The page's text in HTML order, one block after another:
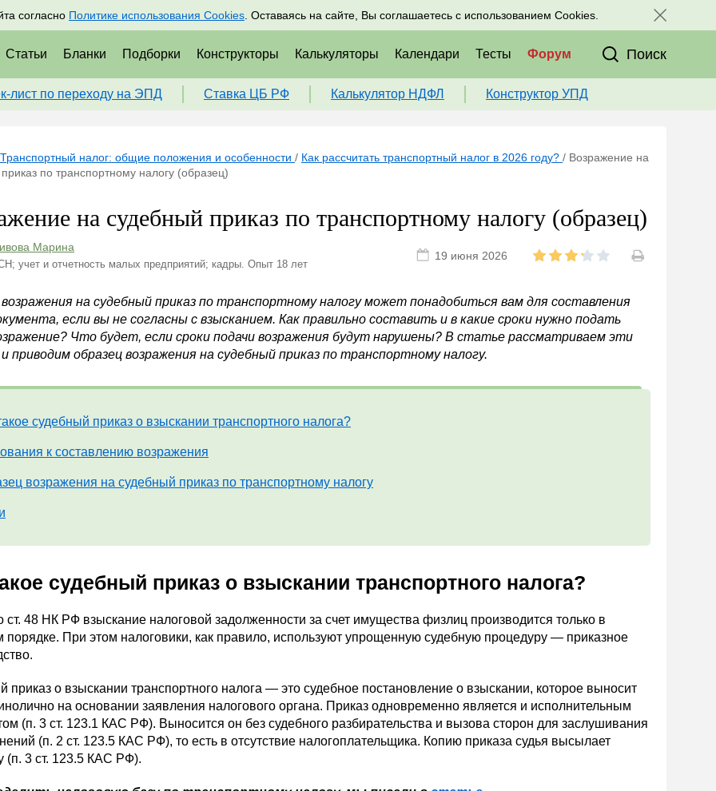
согласно Политике использования Cookies . Оставаясь на сайте, Вы соглашаетесь с использованием Cookies.
Подписаться Присоединяйтесь к нам в соц. сетях:
Статьи Бланки Подборки Конструкторы Калькуляторы Календари Тесты Форум Поиск
лист по переходу на ЭПД Ставка ЦБ РФ Калькулятор НДФЛ Конструктор УПД
Транспортный налог: общие положения и особенности / Как рассчитать транспортный налог в 2026 году? / Возражение на
по транспортному налогу (образец)
на судебный приказ по транспортному налогу (образец)
Марина
учет и отчетность малых предприятий; кадры. Опыт 18 лет
19 июня 2026
на судебный приказ по транспортному налогу может понадобиться вам для составления
если вы не согласны с взысканием. Как правильно составить и в какие сроки нужно подать
Что будет, если сроки подачи возражения будут нарушены? В статье рассматриваем эти
приводим образец возражения на судебный приказ по транспортному налогу.
судебный приказ о взыскании транспортного налога?
к составлению возражения
возражения на судебный приказ по транспортному налогу
судебный приказ о взыскании транспортного налога?
ст. 48 НК РФ взыскание налоговой задолженности за счет имущества физлиц производится только в
порядке. При этом налоговики, как правило, используют упрощенную судебную процедуру — приказное
приказ о взыскании транспортного налога — это судебное постановление о взыскании, которое выносит
на основании заявления налогового органа. Приказ одновременно является и исполнительным
(п. 3 ст. 123.1 КАС РФ). Выносится он без судебного разбирательства и вызова сторон для заслушивания
(п. 2 ст. 123.5 КАС РФ), то есть в отсутствие налогоплательщика. Копию приказа судья высылает
(п. 3 ст. 123.5 КАС РФ).